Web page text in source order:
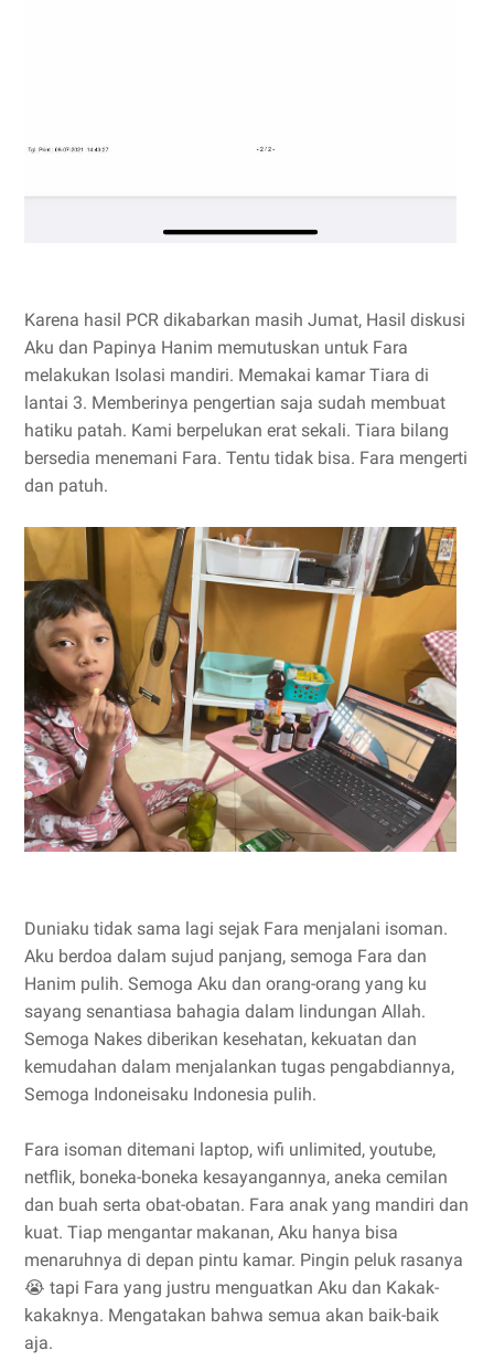
Karena hasil PCR dikabarkan masih Jumat, Hasil diskusi
Aku dan Papinya Hanim memutuskan untuk Fara
melakukan Isolasi mandiri. Memakai kamar Tiara di
lantai 3. Memberinya pengertian saja sudah membuat
hatiku patah. Kami berpelukan erat sekali. Tiara bilang
bersedia menemani Fara. Tentu tidak bisa. Fara mengerti
dan patuh.
Duniaku tidak sama lagi sejak Fara menjalani isoman.
Aku berdoa dalam sujud panjang, semoga Fara dan
Hanim pulih. Semoga Aku dan orang-orang yang ku
sayang senantiasa bahagia dalam lindungan Allah.
Semoga Nakes diberikan kesehatan, kekuatan dan
kemudahan dalam menjalankan tugas pengabdiannya,
Semoga Indoneisaku Indonesia pulih.
Fara isoman ditemani laptop, wifi unlimited, youtube,
netflik, boneka-boneka kesayangannya, aneka cemilan
dan buah serta obat-obatan. Fara anak yang mandiri dan
kuat. Tiap mengantar makanan, Aku hanya bisa
menaruhnya di depan pintu kamar. Pingin peluk rasanya
😭 tapi Fara yang justru menguatkan Aku dan Kakak-
kakaknya. Mengatakan bahwa semua akan baik-baik
aja.